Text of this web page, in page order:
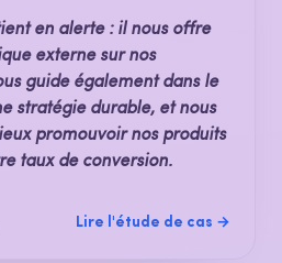
en alerte : il nous offre
externe sur nos
guide également dans le
stratégie durable, et nous
promouvoir nos produits
taux de conversion.
Lire l'étude de cas →